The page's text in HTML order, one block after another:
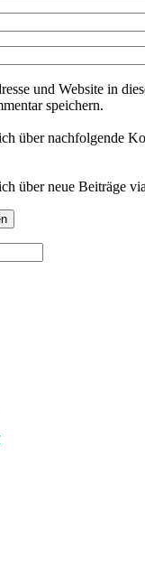
und Website in
speichern.
über nachfolgende
über neue Beiträge